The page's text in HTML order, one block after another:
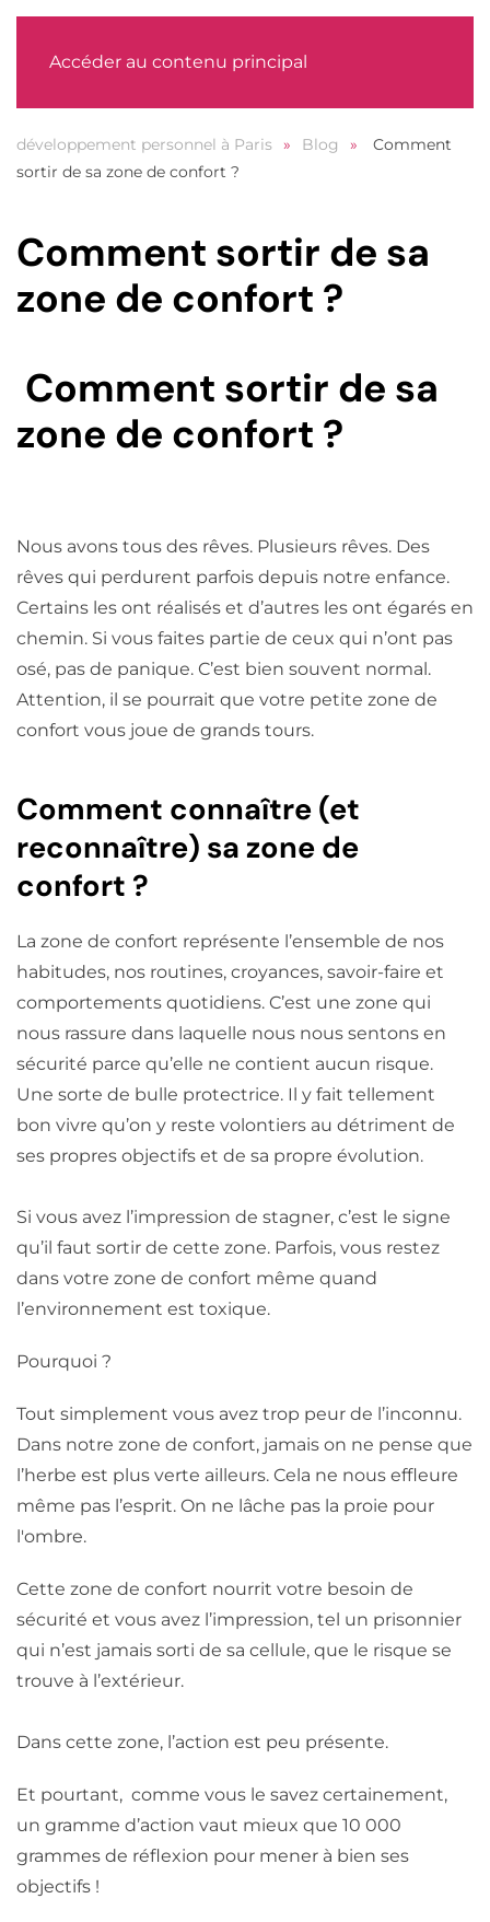
Accéder au contenu principal
développement personnel à Paris Blog
Comment
sortir de sa zone de confort ?
Comment sortir de sa
zone de confort ?
Comment sortir de sa
zone de confort ?
Nous avons tous des rêves. Plusieurs rêves. Des
rêves qui perdurent parfois depuis notre enfance.
Certains les ont réalisés et d’autres les ont égarés en
chemin. Si vous faites partie de ceux qui n’ont pas
osé, pas de panique. C’est bien souvent normal.
Attention, il se pourrait que votre petite zone de
confort vous joue de grands tours.
Comment connaître (et
reconnaître) sa zone de
confort ?
La zone de confort représente l’ensemble de nos
habitudes, nos routines, croyances, savoir-faire et
comportements quotidiens. C’est une zone qui
nous rassure dans laquelle nous nous sentons en
sécurité parce qu’elle ne contient aucun risque.
Une sorte de bulle protectrice. Il y fait tellement
bon vivre qu’on y reste volontiers au détriment de
ses propres objectifs et de sa propre évolution.
Si vous avez l’impression de stagner, c’est le signe
qu’il faut sortir de cette zone. Parfois, vous restez
dans votre zone de confort même quand
l’environnement est toxique.
Pourquoi ?
Tout simplement vous avez trop peur de l’inconnu.
Dans notre zone de confort, jamais on ne pense que
l’herbe est plus verte ailleurs. Cela ne nous effleure
même pas l’esprit. On ne lâche pas la proie pour
l'ombre.
Cette zone de confort nourrit votre besoin de
sécurité et vous avez l’impression, tel un prisonnier
qui n’est jamais sorti de sa cellule, que le risque se
trouve à l’extérieur.
Dans cette zone, l’action est peu présente.
Et pourtant, comme vous le savez certainement,
un gramme d’action vaut mieux que 10 000
grammes de réflexion pour mener à bien ses
objectifs !